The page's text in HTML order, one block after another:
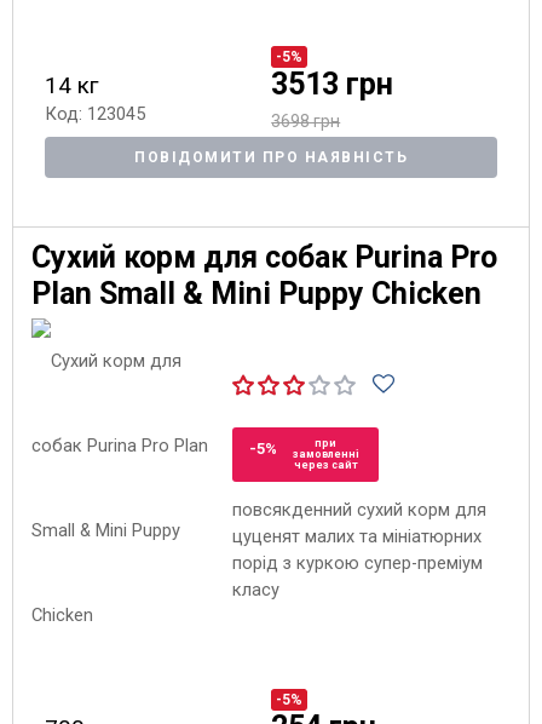
14 кг
Код: 123045
-5%
3513 грн
3698 грн
ПОВІДОМИТИ ПРО НАЯВНІСТЬ
Сухий корм для собак Purina Pro
Plan Small & Mini Puppy Chicken
-5%
при
замовленні
через сайт
повсякденний сухий корм для
цуценят малих та мініатюрних
порід з куркою супер-преміум
класу
-5%